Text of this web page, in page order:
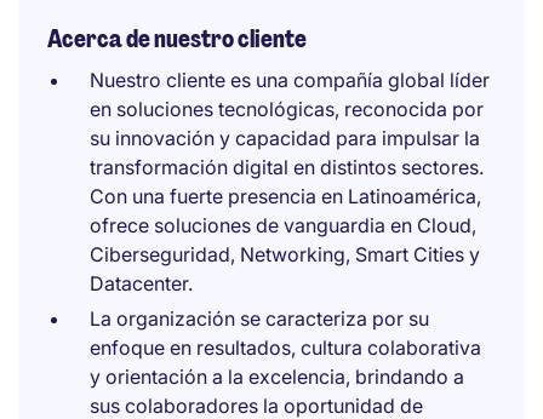
Acerca de nuestro cliente
Nuestro cliente es una compañía global líder
en soluciones tecnológicas, reconocida por
su innovación y capacidad para impulsar la
transformación digital en distintos sectores.
Con una fuerte presencia en Latinoamérica,
ofrece soluciones de vanguardia en Cloud,
Ciberseguridad, Networking, Smart Cities y
Datacenter.
La organización se caracteriza por su
enfoque en resultados, cultura colaborativa
y orientación a la excelencia, brindando a
sus colaboradores la oportunidad de